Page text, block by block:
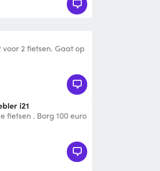
2 fietsen. Gaat op
i21
fietsen . Borg 100 euro